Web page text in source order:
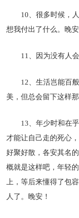
10、很多时候，
想我付出了什么。晚安
11、因为没有人
12、生活岂能百
美，但总会留下这样
13、年少时和在
才能让自己走的死心
好聚好散，各安其名
概就是这样吧，年轻
上，等后来懂得了包
人了。晚安！